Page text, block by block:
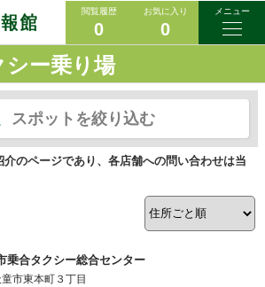
閲覧履歴
0
お気に入り
0
メニュー
シー乗り場
スポットを絞り込む
のページであり、各店舗への問い合わせは当
乗合タクシー総合センター
市東本町３丁目